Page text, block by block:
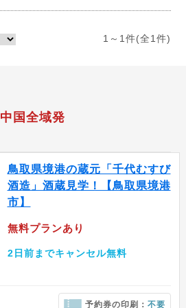
1～1件(全1件)
中国全域発
鳥取県境港の蔵元「千代むすび
酒造」酒蔵見学！【鳥取県境港
市】
無料プランあり
2日前までキャンセル無料
予約券の印刷：不要